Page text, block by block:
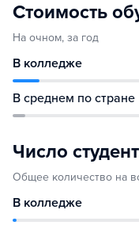
Стоимость
На очном, за год
В колледже
В среднем по стране
Число
Общее количество на
В колледже